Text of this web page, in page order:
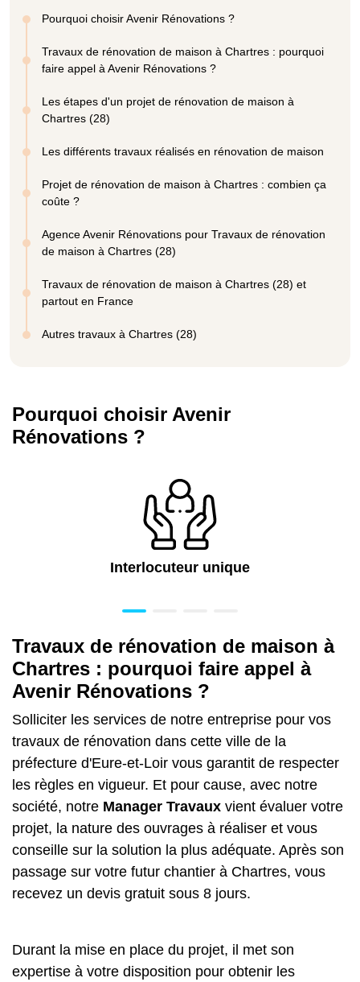
Pourquoi choisir Avenir Rénovations ?
Travaux de rénovation de maison à Chartres : pourquoi
faire appel à Avenir Rénovations ?
Les étapes d'un projet de rénovation de maison à
Chartres (28)
Les différents travaux réalisés en rénovation de maison
Projet de rénovation de maison à Chartres : combien ça
coûte ?
Agence Avenir Rénovations pour Travaux de rénovation
de maison à Chartres (28)
Travaux de rénovation de maison à Chartres (28) et
partout en France
Autres travaux à Chartres (28)
Pourquoi choisir Avenir
Rénovations ?
Interlocuteur unique
Travaux de rénovation de maison à
Chartres : pourquoi faire appel à
Avenir Rénovations ?
Solliciter les services de notre entreprise pour vos
travaux de rénovation dans cette ville de la
préfecture d'Eure-et-Loir vous garantit de respecter
les règles en vigueur. Et pour cause, avec notre
société, notre Manager Travaux vient évaluer votre
projet, la nature des ouvrages à réaliser et vous
conseille sur la solution la plus adéquate. Après son
passage sur votre futur chantier à Chartres, vous
recevez un devis gratuit sous 8 jours.
Durant la mise en place du projet, il met son
expertise à votre disposition pour obtenir les